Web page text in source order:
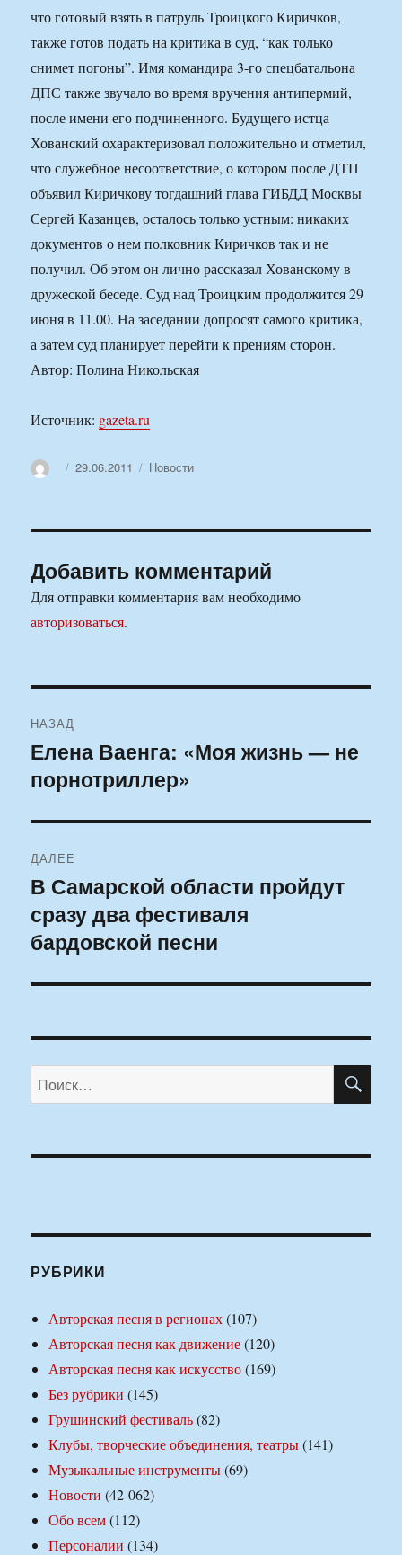
что готовый взять в патруль Троицкого Киричков,
также готов подать на критика в суд, “как только
снимет погоны”. Имя командира 3-го спецбатальона
ДПС также звучало во время вручения антипермий,
после имени его подчиненного. Будущего истца
Хованский охарактеризовал положительно и отметил,
что служебное несоответствие, о котором после ДТП
объявил Киричкову тогдашний глава ГИБДД Москвы
Сергей Казанцев, осталось только устным: никаких
документов о нем полковник Киричков так и не
получил. Об этом он лично рассказал Хованскому в
дружеской беседе. Суд над Троицким продолжится 29
июня в 11.00. На заседании допросят самого критика,
а затем суд планирует перейти к прениям сторон.
Автор: Полина Никольская
Источник: gazeta.ru
АвторОпубликовано
29.06.2011 Рубрики
Новости
Добавить комментарий
Для отправки комментария вам необходимо
авторизоваться.
по
записям
НАЗАД
Предыдущая
запись:
Елена Ваенга: «Моя жизнь — не
порнотриллер»
ДАЛЕЕ
Следующая
запись:
В Самарской области пройдут
сразу два фестиваля
бардовской песни
Искать:
РУБРИКИ
Авторская песня в регионах(107)
Авторская песня как движение(120)
Авторская песня как искусство(169)
Без рубрики (145)
Грушинский фестиваль(82)
Клубы, творческие объединения, театры(141)
Музыкальные инструменты(69)
Новости (42 062)
Обо всем(112)
Персоналии (134)